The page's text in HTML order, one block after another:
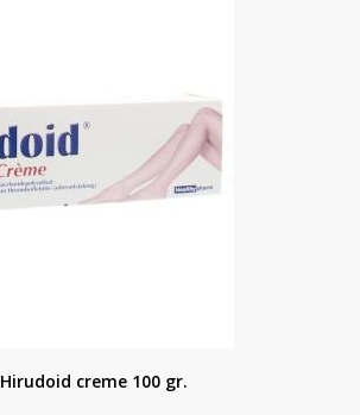
Hirudoid creme 100 gr.